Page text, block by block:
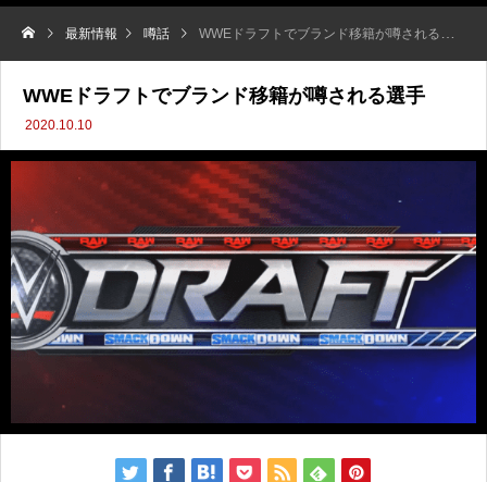
最新情報 噂話 WWEドラフトでブランド移籍が噂される選手
WWEドラフトでブランド移籍が噂される選手
2020.10.10